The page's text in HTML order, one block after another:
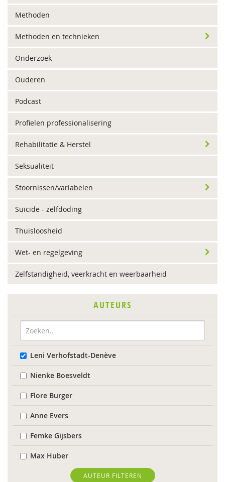
Methoden
Methoden en technieken
Onderzoek
Ouderen
Podcast
Profielen professionalisering
Rehabilitatie & Herstel
Seksualiteit
Stoornissen/variabelen
Suïcide - zelfdoding
Thuisloosheid
Wet- en regelgeving
Zelfstandigheid, veerkracht en weerbaarheid
AUTEURS
Leni Verhofstadt-Denève
Nienke Boesveldt
Flore Burger
Anne Evers
Femke Gijsbers
Max Huber
Petra Hunsche AUTEUR FILTEREN